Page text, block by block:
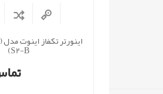
S2-B)